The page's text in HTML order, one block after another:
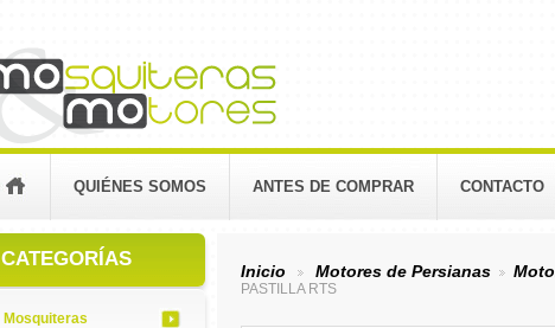
QUIÉNES SOMOS ANTES DE COMPRAR CONTACTO
CATEGORÍAS
Mosquiteras
Inicio
>
Motores de Persianas
PASTILLA RTS